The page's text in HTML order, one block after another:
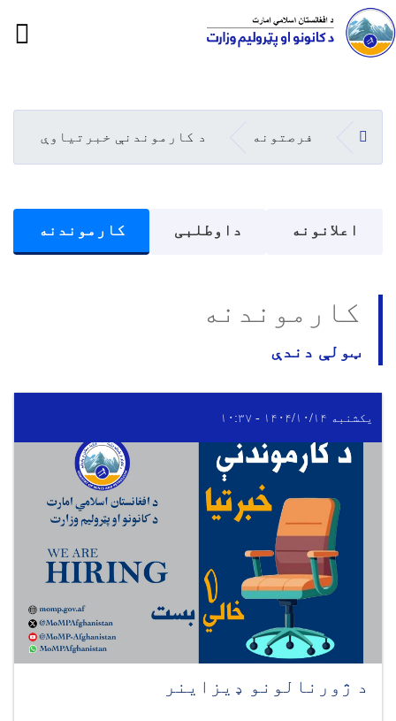
content
کورپاڼهفرصتونه د کارموندنې خبرتیاوې
اعلانونه داوطلبی کارموندنه
کارموندنه
ټولې دندې
یکشنبه ۱۴۰۴/۱۰/۱۴ - ۱۰:۳۷
د ژورنالونو ډيزاينر